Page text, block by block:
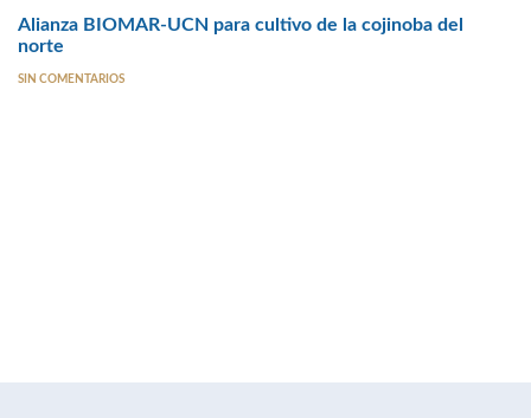
Alianza BIOMAR-UCN para cultivo de la cojinoba del
norte
SIN COMENTARIOS